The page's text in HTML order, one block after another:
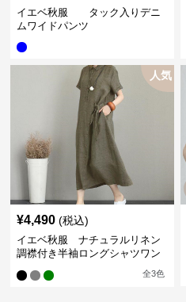
イエベ秋服 タック入りデニ
ムワイドパンツ
人気
¥4,490 (税込)
イエベ秋服 ナチュラルリネン
調襟付き半袖ロングシャツワン
全3色